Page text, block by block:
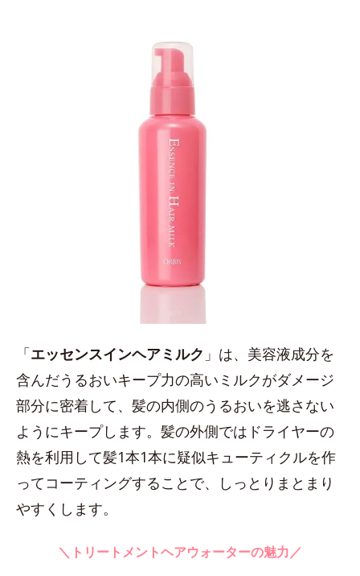
「エッセンスインヘアミルク 」は、美容液成分を
含んだうるおいキープ力の高いミルクがダメージ
部分に密着して、髪の内側のうるおいを逃さない
ようにキープします。髪の外側ではドライヤーの
熱を利用して髪1本1本に疑似キューティクルを作
ってコーティングすることで、しっとりまとまり
やすくします。
＼トリートメントヘアウォーターの魅力／